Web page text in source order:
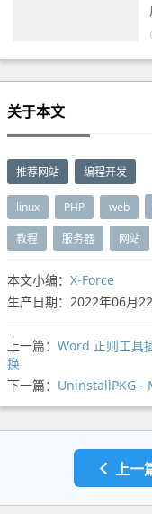
关于本文
推荐网站 编程开发
linux PHP web
教程 服务器 网站
本文小编： X-Force
生产日期：2022年06月
上一篇： Word 正则工具
换
下一篇： UninstallPKG -
上一